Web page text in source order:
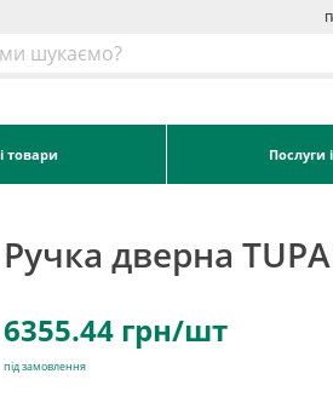
товари Послуги
Ручка дверна
6355.44 грн/шт
під замовлення